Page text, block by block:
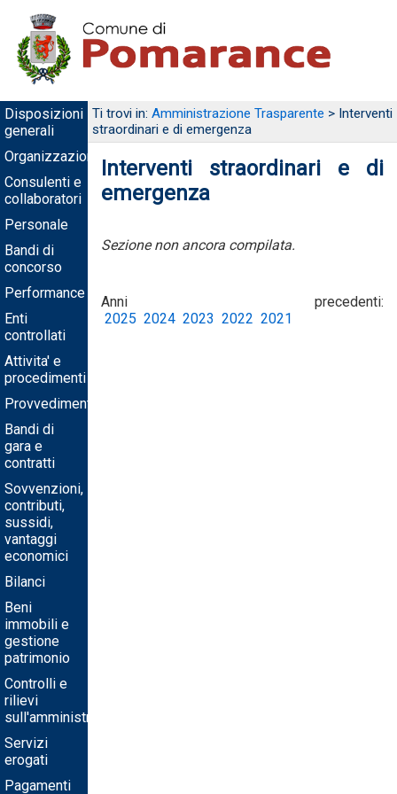
Disposizioni
generali
Organizzazione
Consulenti e
collaboratori
Personale
Bandi di
concorso
Performance
Enti
controllati
Attivita' e
procedimenti
Provvedimenti
Bandi di
gara e
contratti
Sovvenzioni,
contributi,
sussidi,
vantaggi
economici
Bilanci
Beni
immobili e
gestione
patrimonio
Controlli e
rilievi
sull'amministrazione
Servizi
erogati
Pagamenti
Ti trovi in: Amministrazione Trasparente > Interventi
straordinari e di emergenza
Interventi straordinari e di
emergenza
Sezione non ancora compilata.
Anni precedenti:
2025 2024 2023 2022 2021